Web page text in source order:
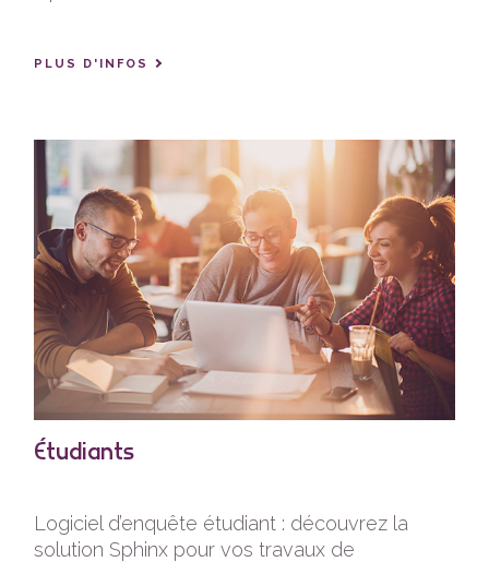
PLUS D'INFOS
Étudiants
Logiciel d’enquête étudiant : découvrez la
solution Sphinx pour vos travaux de